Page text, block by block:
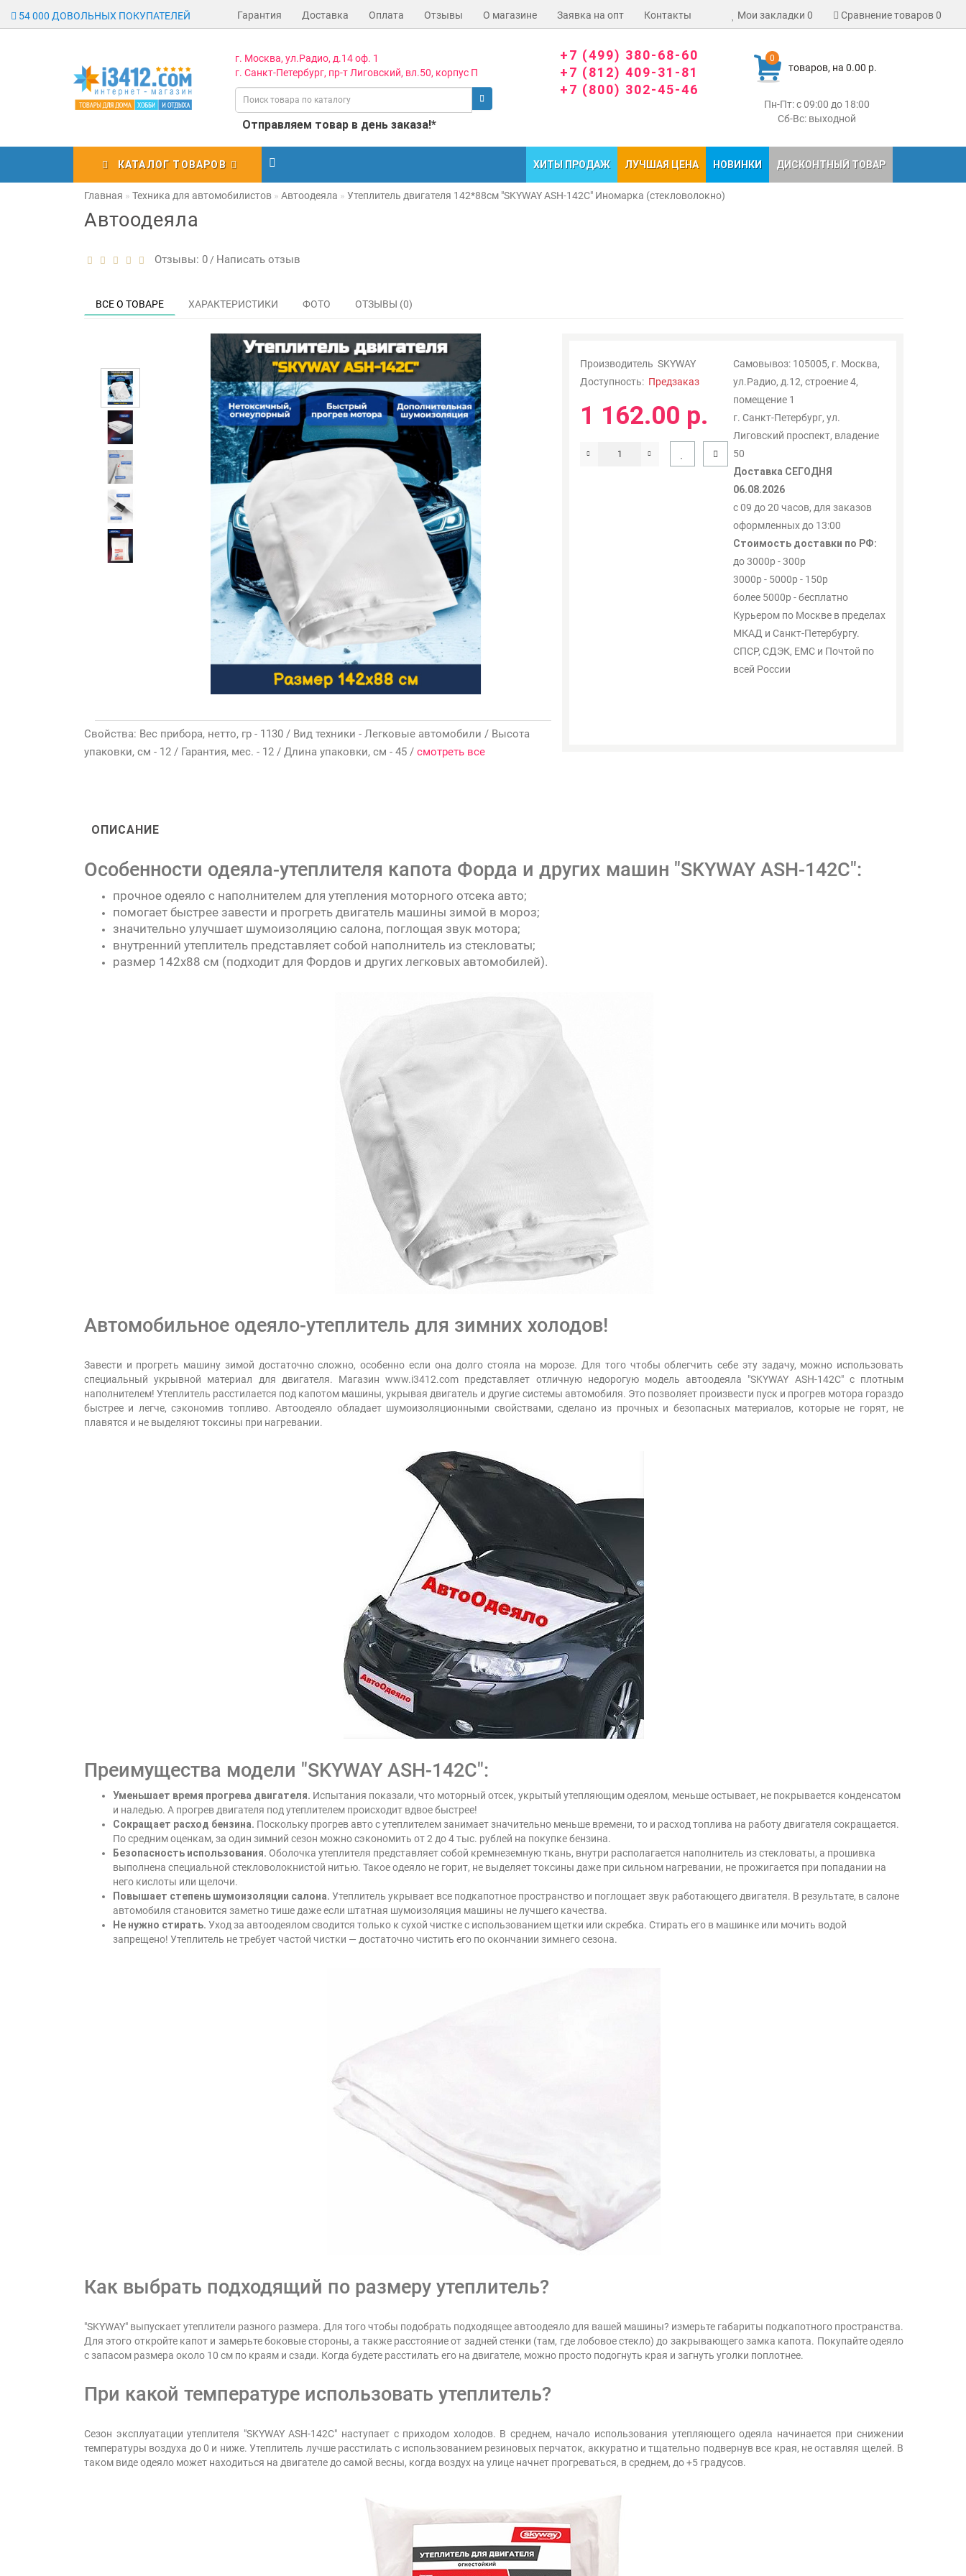
54 000 ДОВОЛЬНЫХ ПОКУПАТЕЛЕЙ Гарантия Доставка Оплата Отзывы О магазине Заявка на опт Контакты Мои закладки 0 Сравнение товаров0
0
товаров, на 0.00 р.
Пн-Пт: с 09:00 до 18:00
Сб-Вс: выходной
г. Москва, ул.Радио, д.14 оф. 1
г. Санкт-Петербург, пр-т Лиговский, вл.50, корпус П
Отправляем товар в день заказа!*
+7 (499) 380-68-60
+7 (812) 409-31-81
+7 (800) 302-45-46
КАТАЛОГ ТОВАРОВ ХИТЫ ПРОДАЖ ЛУЧШАЯ ЦЕНА НОВИНКИ ДИСКОНТНЫЙ ТОВАР
Главная Техника для автомобилистов Автоодеяла Утеплитель двигателя 142*88см "SKYWAY ASH-142C" Иномарка (стекловолокно)
Автоодеяла
Отзывы: 0 / Написать отзыв
ВСЕ О ТОВАРЕ ХАРАКТЕРИСТИКИ ФОТО ОТЗЫВЫ (0)
Свойства: Вес прибора, нетто, гр - 1130 / Вид техники - Легковые автомобили / Высота
упаковки, см - 12 / Гарантия, мес. - 12 / Длина упаковки, см - 45 / смотреть все
Производитель SKYWAY
Доступность: Предзаказ
Самовывоз: 105005, г. Москва,
ул.Радио, д.12, строение 4,
помещение 1
г. Санкт-Петербург, ул.
Лиговский проспект, владение
50
Доставка СЕГОДНЯ
06.08.2026
с 09 до 20 часов, для заказов
оформленных до 13:00
Стоимость доставки по РФ:
до 3000р - 300р
3000р - 5000р - 150р
более 5000р - бесплатно
Курьером по Москве в пределах
МКАД и Санкт-Петербургу.
СПСР, СДЭК, ЕМС и Почтой по
всей России
1 162.00 р.
ОПИСАНИЕ
Особенности одеяла-утеплителя капота Форда и других машин "SKYWAY ASH-142C":
прочное одеяло с наполнителем для утепления моторного отсека авто;
помогает быстрее завести и прогреть двигатель машины зимой в мороз;
значительно улучшает шумоизоляцию салона, поглощая звук мотора;
внутренний утеплитель представляет собой наполнитель из стекловаты;
размер 142х88 см (подходит для Фордов и других легковых автомобилей).
Автомобильное одеяло-утеплитель для зимних холодов!
Завести и прогреть машину зимой достаточно сложно, особенно если она долго стояла на морозе. Для того чтобы облегчить себе эту задачу, можно использовать
специальный укрывной материал для двигателя. Магазин www.i3412.com представляет отличную недорогую модель автоодеяла "SKYWAY ASH-142C" с плотным
наполнителем! Утеплитель расстилается под капотом машины, укрывая двигатель и другие системы автомобиля. Это позволяет произвести пуск и прогрев мотора гораздо
быстрее и легче, сэкономив топливо. Автоодеяло обладает шумоизоляционными свойствами, сделано из прочных и безопасных материалов, которые не горят, не
плавятся и не выделяют токсины при нагревании.
Преимущества модели "SKYWAY ASH-142C":
Уменьшает время прогрева двигателя. Испытания показали, что моторный отсек, укрытый утепляющим одеялом, меньше остывает, не покрывается конденсатом
и наледью. А прогрев двигателя под утеплителем происходит вдвое быстрее!
Сокращает расход бензина. Поскольку прогрев авто с утеплителем занимает значительно меньше времени, то и расход топлива на работу двигателя сокращается.
По средним оценкам, за один зимний сезон можно сэкономить от 2 до 4 тыс. рублей на покупке бензина.
Безопасность использования. Оболочка утеплителя представляет собой кремнеземную ткань, внутри располагается наполнитель из стекловаты, а прошивка
выполнена специальной стекловолокнистой нитью. Такое одеяло не горит, не выделяет токсины даже при сильном нагревании, не прожигается при попадании на
него кислоты или щелочи.
Повышает степень шумоизоляции салона. Утеплитель укрывает все подкапотное пространство и поглощает звук работающего двигателя. В результате, в салоне
автомобиля становится заметно тише даже если штатная шумоизоляция машины не лучшего качества.
Не нужно стирать. Уход за автоодеялом сводится только к сухой чистке с использованием щетки или скребка. Стирать его в машинке или мочить водой
запрещено! Утеплитель не требует частой чистки — достаточно чистить его по окончании зимнего сезона.
Как выбрать подходящий по размеру утеплитель?
"SKYWAY" выпускает утеплители разного размера. Для того чтобы подобрать подходящее автоодеяло для вашей машины? измерьте габариты подкапотного пространства.
Для этого откройте капот и замерьте боковые стороны, а также расстояние от задней стенки (там, где лобовое стекло) до закрывающего замка капота. Покупайте одеяло
с запасом размера около 10 см по краям и сзади. Когда будете расстилать его на двигателе, можно просто подогнуть края и загнуть уголки поплотнее.
При какой температуре использовать утеплитель?
Сезон эксплуатации утеплителя "SKYWAY ASH-142C" наступает с приходом холодов. В среднем, начало использования утепляющего одеяла начинается при снижении
температуры воздуха до 0 и ниже. Утеплитель лучше расстилать с использованием резиновых перчаток, аккуратно и тщательно подвернув все края, не оставляя щелей. В
таком виде одеяло может находиться на двигателе до самой весны, когда воздух на улице начнет прогреваться, в среднем, до +5 градусов.